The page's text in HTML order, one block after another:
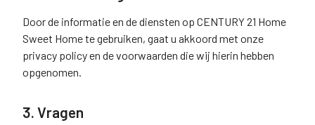
Door de informatie en de diensten op CENTURY 21 Home
Sweet Home te gebruiken, gaat u akkoord met onze
privacy policy en de voorwaarden die wij hierin hebben
opgenomen.
3. Vragen